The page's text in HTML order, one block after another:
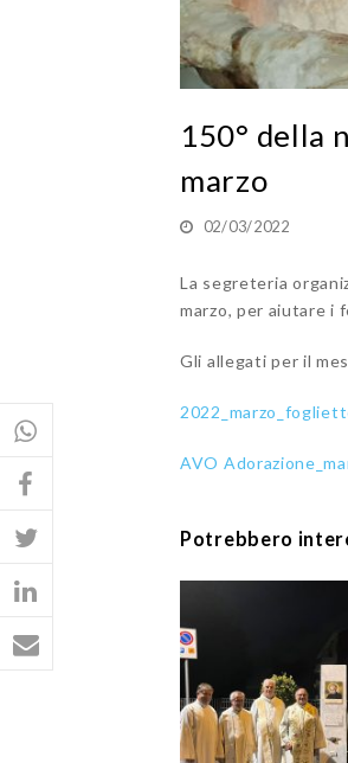
150° della
marzo
02/03/2022
La segreteria
marzo, per aiutare i
Gli allegati per il
AVO
Potrebbero